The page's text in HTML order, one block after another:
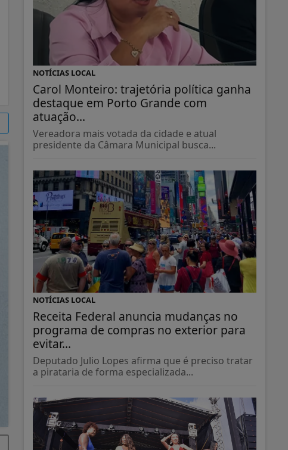
NOTÍCIAS LOCAL
Carol Monteiro: trajetória política ganha
destaque em Porto Grande com
atuação...
Vereadora mais votada da cidade e atual
presidente da Câmara Municipal busca...
NOTÍCIAS LOCAL
Receita Federal anuncia mudanças no
programa de compras no exterior para
evitar...
Deputado Julio Lopes afirma que é preciso tratar
a pirataria de forma especializada...